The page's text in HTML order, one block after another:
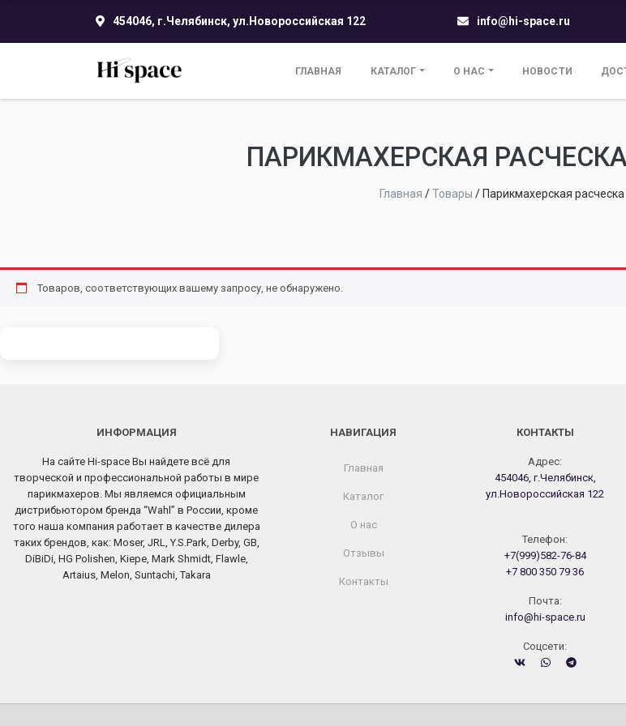
454046, г.Челябинск, ул.Новороссийская 122 info@hi-space.ru
ГЛАВНАЯ КАТАЛОГ О НАС НОВОСТИ
ПАРИКМАХЕРСКАЯ РАСЧЕСКА
Главная /Товары / Парикмахерская
Товаров, соответствующих вашему запросу, не обнаружено.
ИНФОРМАЦИЯ
На сайте Hi-space Вы найдете всё для
творческой и профессиональной работы в мире
парикмахеров. Мы являемся официальным
дистрибьютором бренда “Wahl” в России, кроме
того наша компания работает в качестве дилера
таких брендов, как: Moser, JRL, Y.S.Park, Derby, GB,
DiBiDi, HG Polishen, Kiepe, Mark Shmidt, Flawle,
Artaius, Melon, Suntachi, Takara
НАВИГАЦИЯ
Главная
Каталог
О нас
Отзывы
Контакты
КОНТАКТЫ
Адрес:
454046, г.Челябинск,
ул.Новороссийская 122
Телефон:
+7(999)582-76-84
+7 800 350 79 36
Почта:
info@hi-space.ru
Cоцсети: